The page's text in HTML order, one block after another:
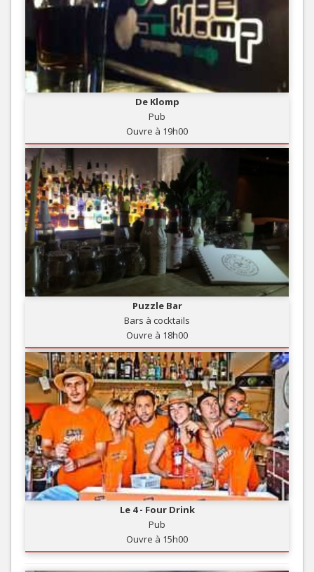
De Klomp
Pub
Ouvre à 19h00
Puzzle Bar
Bars à cocktails
Ouvre à 18h00
Le 4 - Four Drink
Pub
Ouvre à 15h00